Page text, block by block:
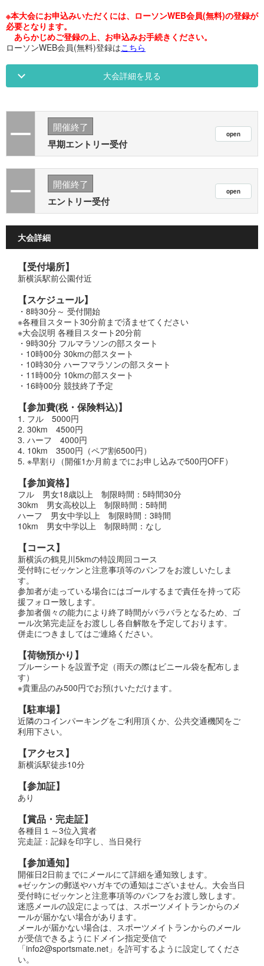
※本大会にお申込みいただくには、ローソンWEB会員(無料)の登録が
必要となります。
あらかじめご登録の上、お申込みお手続きください。
ローソンWEB会員(無料)登録はこちら
大会詳細を見る
開催終了
早期エントリー受付
開催終了
エントリー受付
大会詳細
【受付場所】
新横浜駅前公園付近
【スケジュール】
・8時30分～ 受付開始
※各種目スタート30分前まで済ませてください
※大会説明 各種目スタート20分前
・9時30分 フルマラソンの部スタート
・10時00分 30kmの部スタート
・10時30分 ハーフマラソンの部スタート
・11時00分 10kmの部スタート
・16時00分 競技終了予定
【参加費(税・保険料込)】
1. フル 5000円
2. 30km 4500円
3. ハーフ 4000円
4. 10km 3500円（ペア割6500円）
5. ※早割り（開催1か月前までにお申し込みで500円OFF）
【参加資格】
フル 男女18歳以上 制限時間：5時間30分
30km 男女高校以上 制限時間：5時間
ハーフ 男女中学以上 制限時間：3時間
10km 男女中学以上 制限時間：なし
【コース】
新横浜の鶴見川5kmの特設周回コース
受付時にゼッケンと注意事項等のパンフをお渡しいたしま
す。
参加者が走っている場合にはゴールするまで責任を持って応
援フォロー致します。
参加者個々の能力により終了時間がバラバラとなるため、ゴ
ール次第完走証をお渡しし各自解散を予定しております。
併走につきましてはご連絡ください。
【荷物預かり】
ブルーシートを設置予定（雨天の際はビニール袋を配布しま
す）
※貴重品のみ500円でお預けいただけます。
【駐車場】
近隣のコインパーキングをご利用頂くか、公共交通機関をご
利用下さい。
【アクセス】
新横浜駅徒歩10分
【参加証】
あり
【賞品・完走証】
各種目１～3位入賞者
完走証：記録を印字し、当日発行
【参加通知】
開催日2日前までにメールにて詳細を通知致します。
※ゼッケンの郵送やハガキでの通知はございません。大会当日
受付時にゼッケンと注意事項等のパンフをお渡し致します。
迷惑メールの設定によっては、スポーツメイトランからのメ
ールが届かない場合があります。
メールが届かない場合は、スポーツメイトランからのメール
が受信できるようにドメイン指定受信で
「info2@sportsmate.net」を許可するように設定してくださ
い。